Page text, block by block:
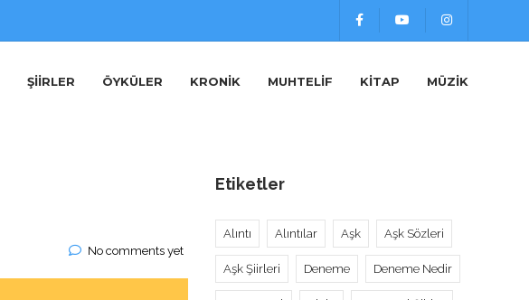
ŞIIRLER ÖYKÜLER KRONIK MUHTELIF KITAP MÜZIK
No comments yet
Etiketler
Alıntı Alıntılar Aşk Aşk Sözleri
Aşk Şiirleri Deneme Deneme Nedir